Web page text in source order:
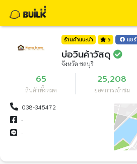
ร้านค้าแนะนำ 5 แชร์
บ่อวินค้าวัสดุ
จังหวัด ชลบุรี
65
สินค้าทั้งหมด
25,208
ยอดการเข้าชม
038-345472
-
-